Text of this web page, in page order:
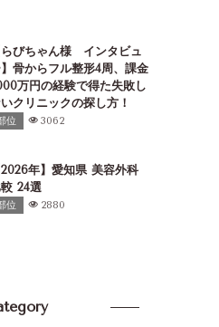
～
1,シミ・ホクロだけ
イボやたるみなど、
肌悩みをトータルケ
2,ジェントルレーザ
わせて、最適な治療
択
いて、仕上がりを事
らびちゃん様 インタビュ
骨からフル整形4周、課金
万円の経験で得た失敗し
クリニックの探し方！
位 3062
2026年】愛知県 美容外科
較 24選
位 2880